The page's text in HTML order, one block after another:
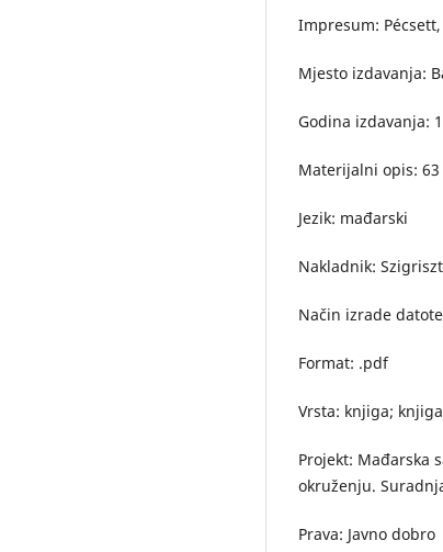
Impresum:
Mjesto izdavanja:
Godina izdavanja:
Materijalni opis: 63
Jezik: mađarski
Nakladnik:
Način izrade
Format: .pdf
Vrsta: knjiga;
Projekt: Mađarska
okruženju.
Prava: Javno dobro